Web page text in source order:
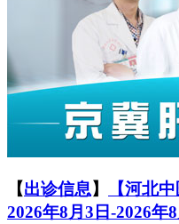
【出诊信息】
【河北
2026年8月3日-2026年8